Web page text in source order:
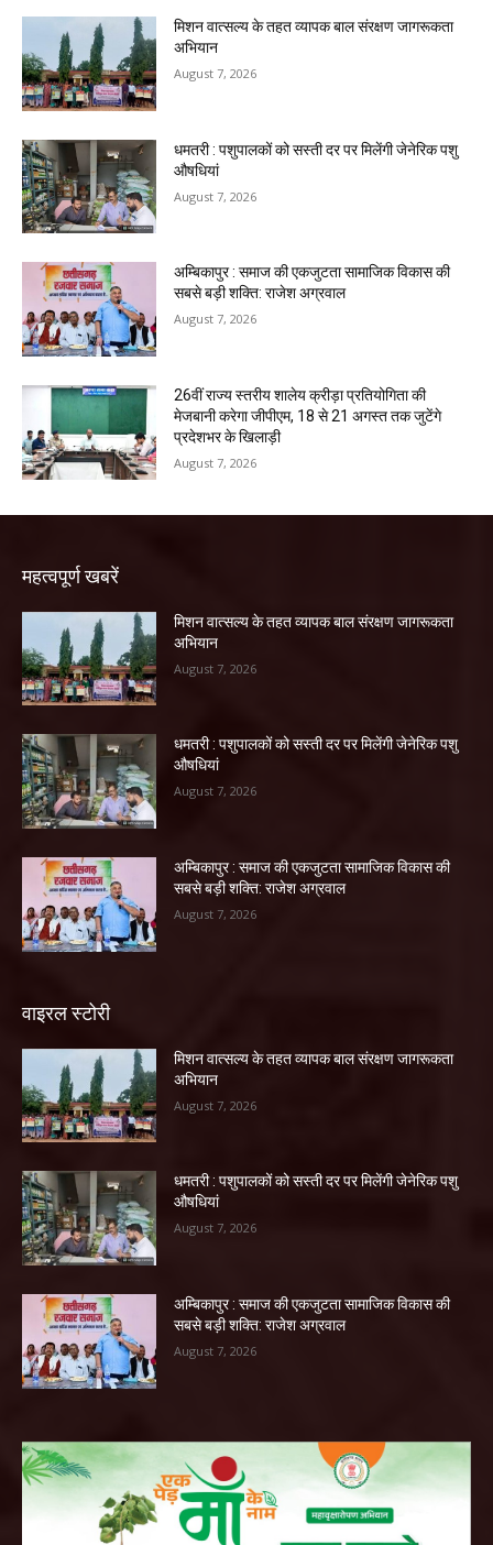
मिशन वात्सल्य के तहत व्यापक बाल संरक्षण जागरूकता
अभियान
August 7, 2026
धमतरी : पशुपालकों को सस्ती दर पर मिलेंगी जेनेरिक पशु
औषधियां
August 7, 2026
अम्बिकापुर : समाज की एकजुटता सामाजिक विकास की
सबसे बड़ी शक्ति: राजेश अग्रवाल
August 7, 2026
26वीं राज्य स्तरीय शालेय क्रीड़ा प्रतियोगिता की
मेजबानी करेगा जीपीएम, 18 से 21 अगस्त तक जुटेंगे
प्रदेशभर के खिलाड़ी
August 7, 2026
महत्वपूर्ण खबरें
मिशन वात्सल्य के तहत व्यापक बाल संरक्षण जागरूकता
अभियान
August 7, 2026
धमतरी : पशुपालकों को सस्ती दर पर मिलेंगी जेनेरिक पशु
औषधियां
August 7, 2026
अम्बिकापुर : समाज की एकजुटता सामाजिक विकास की
सबसे बड़ी शक्ति: राजेश अग्रवाल
August 7, 2026
वाइरल स्टोरी
मिशन वात्सल्य के तहत व्यापक बाल संरक्षण जागरूकता
अभियान
August 7, 2026
धमतरी : पशुपालकों को सस्ती दर पर मिलेंगी जेनेरिक पशु
औषधियां
August 7, 2026
अम्बिकापुर : समाज की एकजुटता सामाजिक विकास की
सबसे बड़ी शक्ति: राजेश अग्रवाल
August 7, 2026